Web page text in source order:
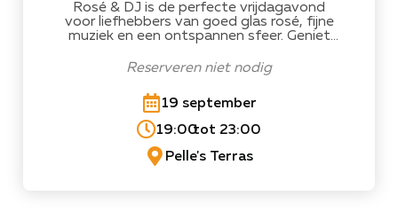
Rosé & DJ is de perfecte vrijdagavond
voor liefhebbers van goed glas rosé, fijne
muziek en een ontspannen sfeer. Geniet
gezellige zomeravond op het terras van
Reserveren niet nodig
19 september
19:00tot 23:00
Pelle's Terras